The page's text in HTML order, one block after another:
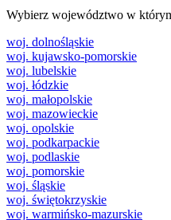
Wybierz województwo w
woj. dolnośląskie
woj. kujawsko-pomorskie
woj. lubelskie
woj. łódzkie
woj. małopolskie
woj. mazowieckie
woj. opolskie
woj. podkarpackie
woj. podlaskie
woj. pomorskie
woj. śląskie
woj. świętokrzyskie
woj. warmińsko-mazurskie